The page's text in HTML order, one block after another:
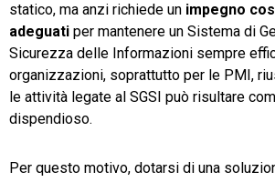
statico, ma anzi richiede un impegno
adeguati per mantenere un Sistema di
Sicurezza delle Informazioni sempre
organizzazioni, soprattutto per le PMI,
le attività legate al SGSI può risultare
dispendioso.
Per questo motivo, dotarsi di una